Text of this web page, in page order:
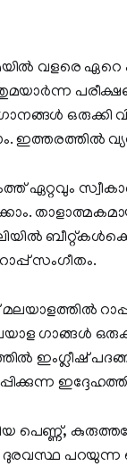
വളരെ
ഒരുക്കി
ഇത്തരത്തില്‍
ഏറ്റവും
സംഗീതം.
ഗാങ്ങള്‍
ഇംഗ്ലീഷ്
പെണ്ണ്,
ദുരവസ്ഥ